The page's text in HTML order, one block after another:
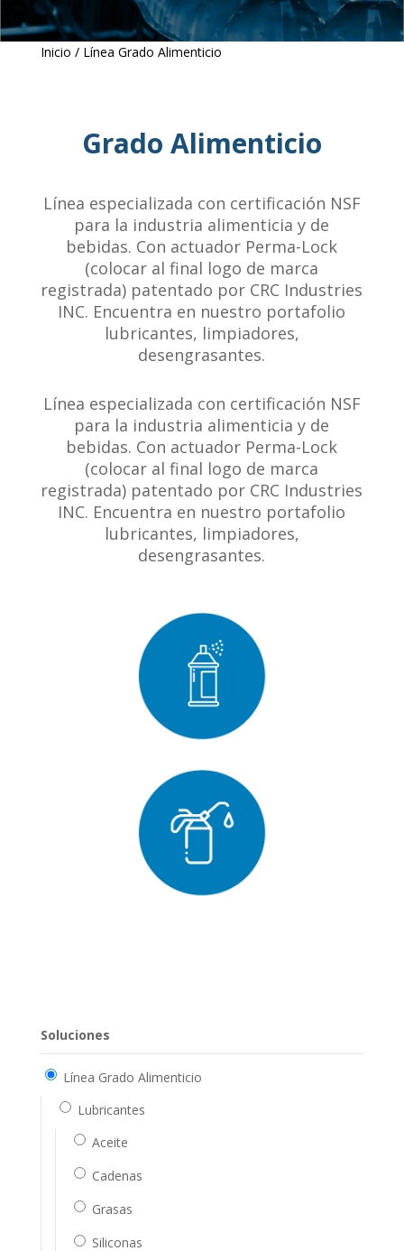
Inicio / Línea Grado Alimenticio
Grado Alimenticio
Línea especializada con certificación NSF
para la industria alimenticia y de
bebidas. Con actuador Perma-Lock
(colocar al final logo de marca
registrada) patentado por CRC Industries
INC. Encuentra en nuestro portafolio
lubricantes, limpiadores,
desengrasantes.
Línea especializada con certificación NSF
para la industria alimenticia y de
bebidas. Con actuador Perma-Lock
(colocar al final logo de marca
registrada) patentado por CRC Industries
INC. Encuentra en nuestro portafolio
lubricantes, limpiadores,
desengrasantes.
Soluciones
Línea Grado Alimenticio
Lubricantes
Aceite
Cadenas
Grasas
Siliconas